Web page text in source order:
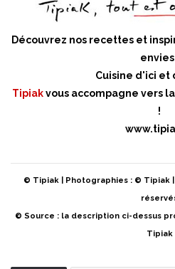
Découvrez nos recettes et
envies
Cuisine d'ici et
Tipiakvous accompagne vers
!
© Tipiak | Photographies : © Tipiak
© Source : la description ci-dessus
Tipiak